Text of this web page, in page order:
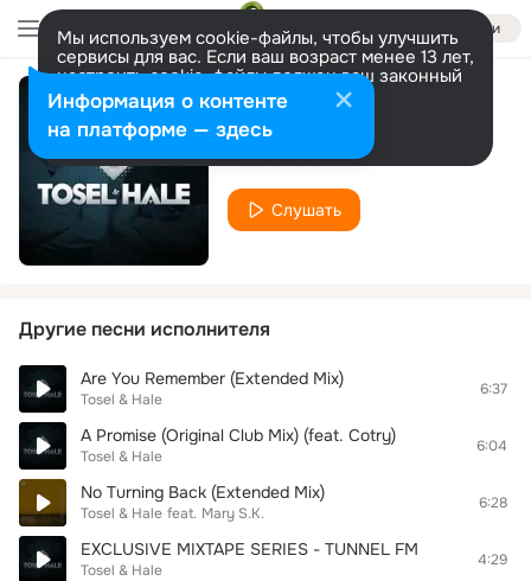
Войти
Мы используем cookie-файлы, чтобы улучшить
сервисы для вас. Если ваш возраст менее 13 лет,
настроить cookie-файлы должен ваш законный
представитель. Больше информации
Разрешить все Настроить
Miles Away
Tosel & Hale
Слушать
Другие песни исполнителя
Are You Remember (Extended Mix)
Tosel & Hale
6:37
A Promise (Original Club Mix) (feat. Cotry)
Tosel & Hale
6:04
No Turning Back (Extended Mix)
Tosel & Hale feat. Mary S.K.
6:28
EXCLUSIVE MIXTAPE SERIES - TUNNEL FM
Tosel & Hale
4:29
Информация о контенте
на платформе — здесь